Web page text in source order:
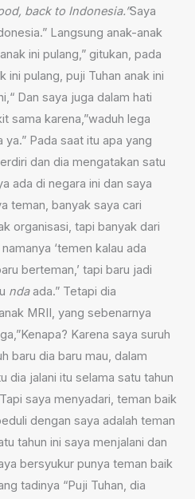
back to Indonesia.”Saya
Langsung anak-anak
ini pulang,” gitukan, pada
ini pulang, puji Tuhan anak ini
Dan saya juga dalam hati
sama karena,”waduh lega
Pada saat itu apa yang
dan dia mengatakan satu
ada di negara ini dan saya
teman, banyak saya cari
organisasi, tapi banyak dari
‘temen kalau ada
berteman,’ tapi baru jadi
ndaada.” Tetapi dia
MRII, yang sebenarnya
Karena saya suruh
baru dia baru mau, dalam
dia jalani itu selama satu tahun
saya menyadari, teman baik
dengan saya adalah teman
tahun ini saya menjalani dan
bersyukur punya teman baik
tadinya “Puji Tuhan, dia